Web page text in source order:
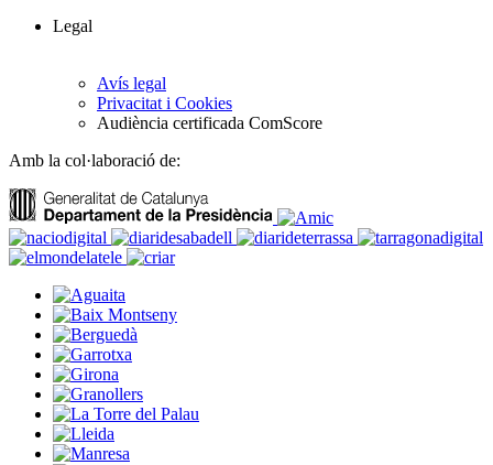
Legal
Avís legal
Privacitat i Cookies
Audiència certificada ComScore
Amb la col·laboració de: